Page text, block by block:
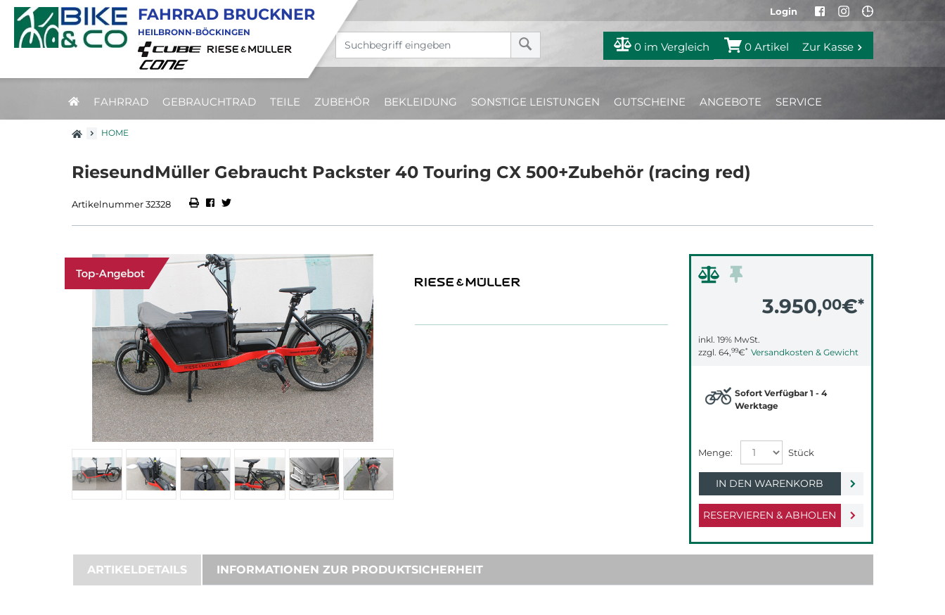
Login
0 im Vergleich 0 Artikel Zur Kasse
FAHRRAD GEBRAUCHTRAD TEILE ZUBEHÖR BEKLEIDUNG SONSTIGE LEISTUNGEN GUTSCHEINE ANGEBOTE SERVICE
FAHRRAD BRUCKNER
HEILBRONN-BÖCKINGEN
HOME
RieseundMüller Gebraucht Packster 40 Touring CX 500+Zubehör (racing red)
Artikelnummer 32328
3.950,00€*
inkl. 19% MwSt.
zzgl. 64,99€* Versandkosten & Gewicht
RESERVIEREN & ABHOLEN
Sofort Verfügbar 1 - 4
Werktage
IN DEN WARENKORB
ARTIKELDETAILS INFORMATIONEN ZUR PRODUKTSICHERHEIT